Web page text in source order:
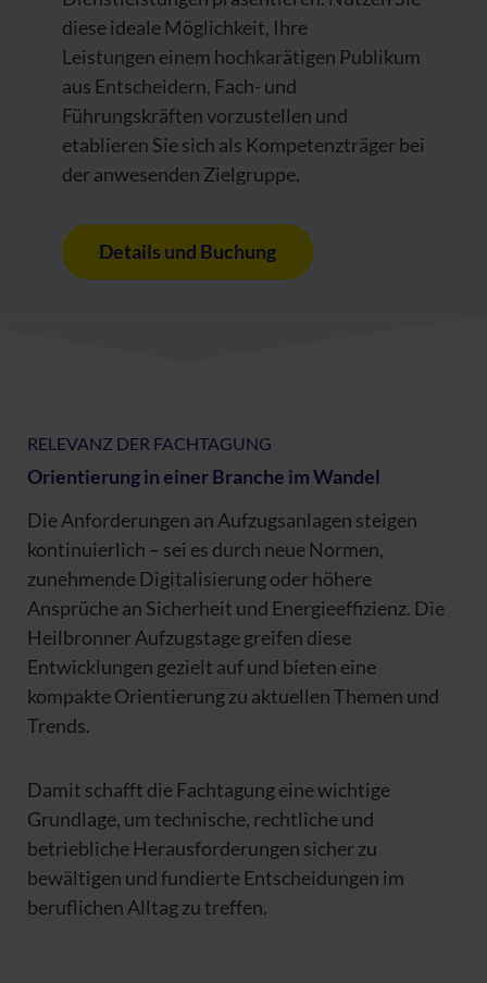
diese ideale Möglichkeit, Ihre
Leistungen einem hochkarätigen Publikum
aus Entscheidern, Fach- und
Führungskräften vorzustellen und
etablieren Sie sich als Kompetenzträger bei
der anwesenden Zielgruppe.
Details und Buchung
RELEVANZ DER FACHTAGUNG
Orientierung in einer Branche im Wandel
Die Anforderungen an Aufzugsanlagen steigen
kontinuierlich – sei es durch neue Normen,
zunehmende Digitalisierung oder höhere
Ansprüche an Sicherheit und Energieeffizienz. Die
Heilbronner Aufzugstage greifen diese
Entwicklungen gezielt auf und bieten eine
kompakte Orientierung zu aktuellen Themen und
Trends.
Damit schafft die Fachtagung eine wichtige
Grundlage, um technische, rechtliche und
betriebliche Herausforderungen sicher zu
bewältigen und fundierte Entscheidungen im
beruflichen Alltag zu treffen.